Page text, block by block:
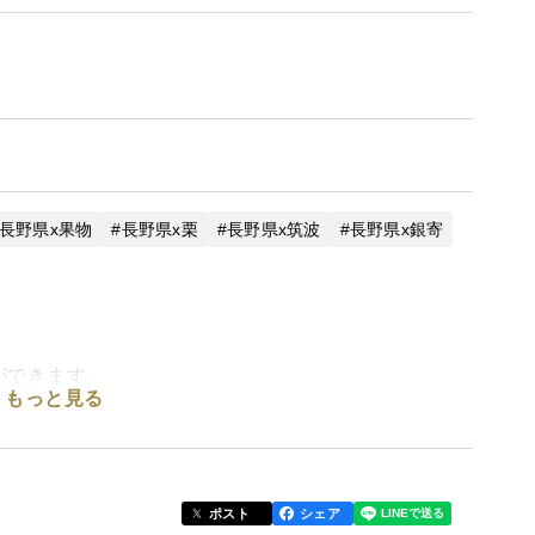
野県x果物 長野県x栗 長野県x筑波 長野県x銀寄
きます。
もっと見る
ポスト シェア